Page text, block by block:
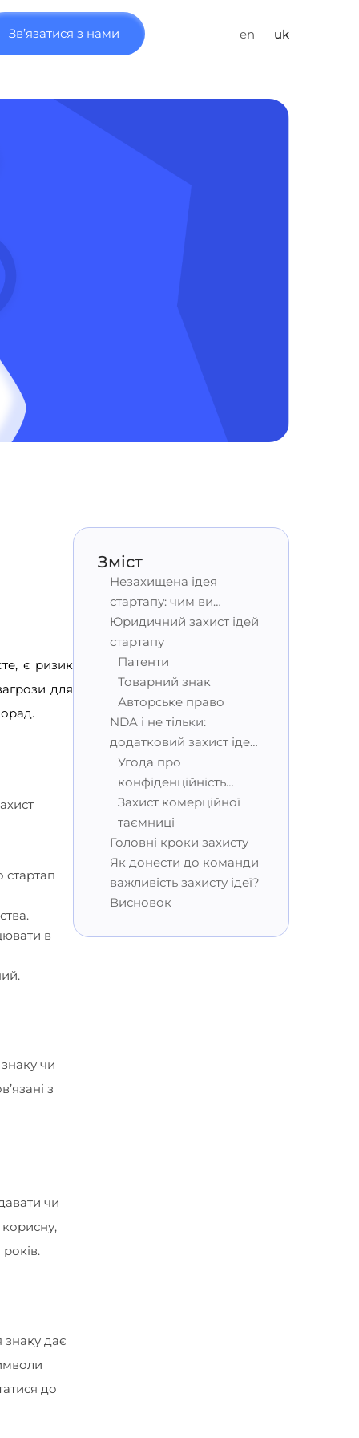
Зв’язатися з нами en uk
є ризик
для
стартап
в
чи
з
чи
знаку дає
до
Зміст
Незахищена ідея
стартапу: чим ви
ризикуєте?
Юридичний захист ідей
стартапу
Патенти
Товарний знак
Авторське право
NDA і не тільки:
додатковий захист ідей
стартапу
Угода про
конфіденційність
(NDA)
Захист комерційної
таємниці
Головні кроки захисту
Як донести до команди
важливість захисту ідеї?
Висновок